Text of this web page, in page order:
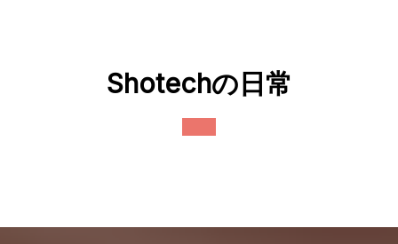
Shotechの日常